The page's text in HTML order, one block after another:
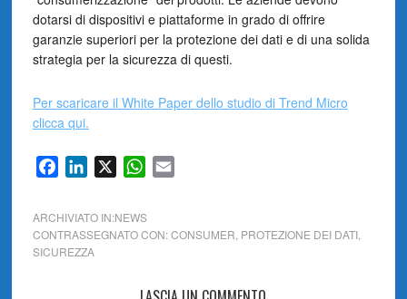
dotarsi di dispositivi e piattaforme in grado di offrire
garanzie superiori per la protezione dei dati e di una solida
strategia per la sicurezza di questi.
Per scaricare il White Paper dello studio di Trend Micro
clicca qui.
FacebookLinkedIn WhatsApp
ARCHIVIATO IN:NEWS
CONTRASSEGNATO CON:CONSUMER PROTEZIONE DEI DATI,
SICUREZZA